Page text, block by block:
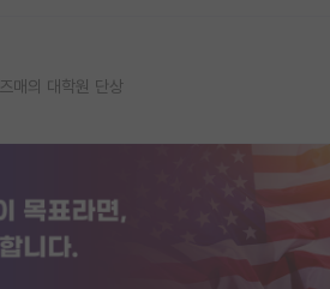
매의 대학원 단상